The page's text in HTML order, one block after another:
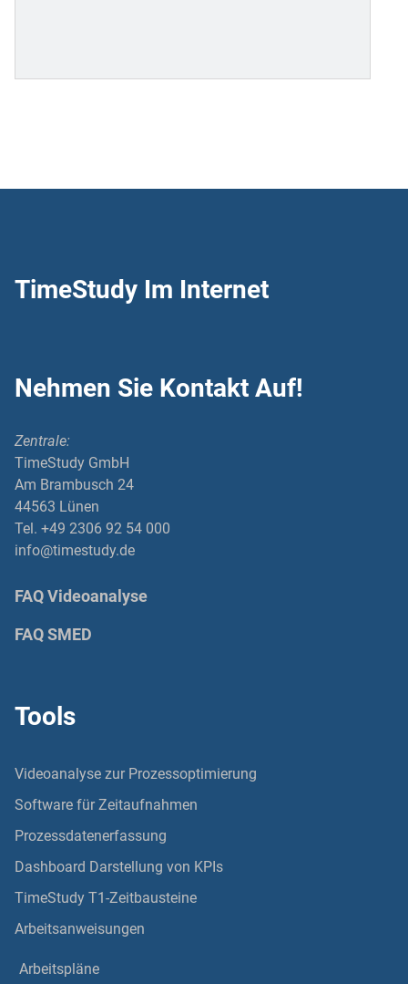
TimeStudy Im Internet
Nehmen Sie Kontakt Auf!
Zentrale:
TimeStudy GmbH
Am Brambusch 24
44563 Lünen
Tel. +49 2306 92 54 000
info@timestudy.de
FAQ Videoanalyse
FAQ SMED
Tools
Videoanalyse zur Prozessoptimierung
Software für Zeitaufnahmen
Prozessdatenerfassung
Dashboard Darstellung von KPIs
TimeStudy T1-Zeitbausteine
Arbeitsanweisungen
Arbeitspläne